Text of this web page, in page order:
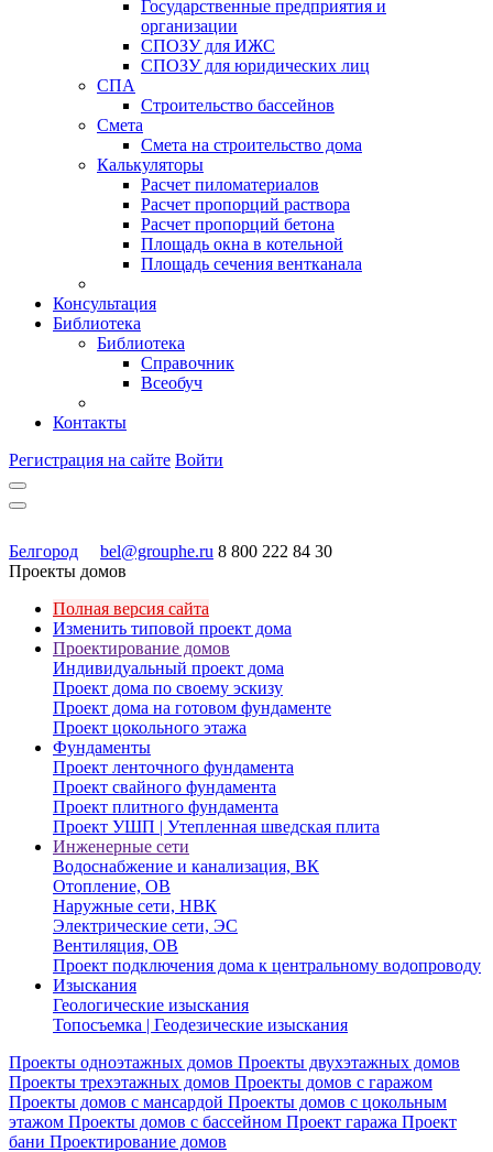
Государственные предприятия и
организации
СПОЗУ для ИЖС
СПОЗУ для юридических лиц
СПА
Строительство бассейнов
Смета
Смета на строительство дома
Калькуляторы
Расчет пиломатериалов
Расчет пропорций раствора
Расчет пропорций бетона
Площадь окна в котельной
Площадь сечения вентканала
Консультация
Библиотека
Библиотека
Справочник
Всеобуч
Контакты
Регистрация на сайте Войти
Белгород bel@grouphe.ru 8 800 222 84 30
Проекты домов
Полная версия сайта
Изменить типовой проект дома
Проектирование домов
Индивидуальный проект дома
Проект дома по своему эскизу
Проект дома на готовом фундаменте
Проект цокольного этажа
Фундаменты
Проект ленточного фундамента
Проект свайного фундамента
Проект плитного фундамента
Проект УШП | Утепленная шведская плита
Инженерные сети
Водоснабжение и канализация, ВК
Отопление, ОВ
Наружные сети, НВК
Электрические сети, ЭС
Вентиляция, ОВ
Проект подключения дома к центральному водопроводу
Изыскания
Геологические изыскания
Топосъемка | Геодезические изыскания
Проекты одноэтажных домов Проекты двухэтажных домов
Проекты трехэтажных домов Проекты домов с гаражом
Проекты домов с мансардой Проекты домов с цокольным
этажом Проекты домов с бассейном Проект гаража Проект
бани Проектирование домов